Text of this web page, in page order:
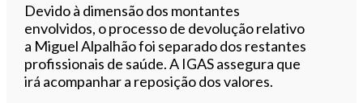
Devido à dimensão dos montantes
envolvidos, o processo de devolução relativo
a Miguel Alpalhão foi separado dos restantes
profissionais de saúde. A IGAS assegura que
irá acompanhar a reposição dos valores.